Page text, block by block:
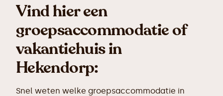
Vind hier een
groepsaccommodatie of
vakantiehuis in
Hekendorp:
Snel weten welke groepsaccommodatie in